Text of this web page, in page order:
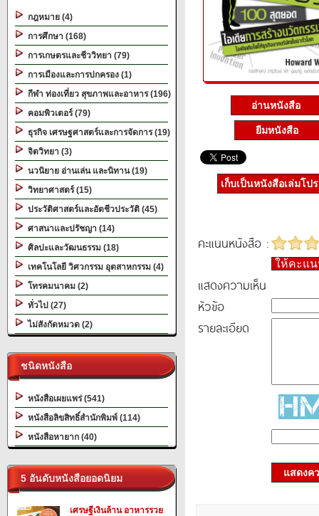
กฎหมาย (4)
การศึกษา (168)
การเกษตรและชีววิทยา (79)
การเมืองและการปกครอง (1)
กีฬา ท่องเที่ยว สุขภาพและอาหาร (196)
คอมพิวเตอร์ (79)
ธุรกิจ เศรษฐศาสตร์และการจัดการ (19)
จิตวิทยา (3)
นวนิยาย อ่านเล่น และนิทาน (19)
วิทยาศาสตร์ (15)
ประวัติศาสตร์และอัตชีวประวัติ (45)
ศาสนาและปรัชญา (14)
ศิลปะและวัฒนธรรม (18)
เทคโนโลยี วิศวกรรม อุตสาหกรรม (4)
โทรคมนาคม (2)
ทั่วไป (27)
ไม่สังกัดหมวด (2)
ชนิดหนังสือ
หนังสือเผยแพร่ (541)
หนังสือลิขสิทธิ์สำนักพิมพ์ (114)
หนังสือหายาก (40)
5 อันดับหนังสือยอดนิยม
เศรษฐีเงินล้าน อาหารรวย
อ่านหนังสือ
ยืมหนังสือ
เก็บเป็นหนังสือเล่มโป
คะแนนหนังสือ :
ให้คะแ
แสดงความเห็น
หัวข้อ
รายละเอียด
แสดงค